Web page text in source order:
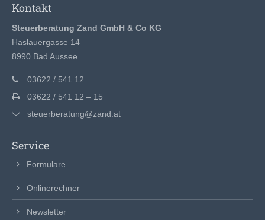
Kontakt
Steuerberatung Zand GmbH & Co KG
Haslauergasse 14
8990 Bad Aussee
03622 / 541 12
03622 / 541 12 – 15
steuerberatung@zand.at
Service
Formulare
Onlinerechner
Newsletter